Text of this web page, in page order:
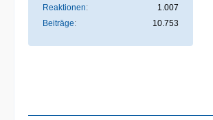
Reaktionen
1.007
Beiträge
10.753